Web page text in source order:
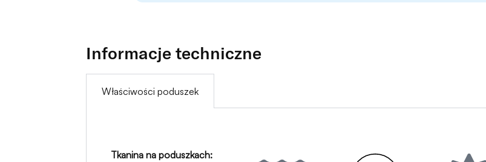
Informacje techniczne
Właściwości poduszek
Tkanina na poduszkach: